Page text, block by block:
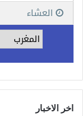
اخر الاخبار